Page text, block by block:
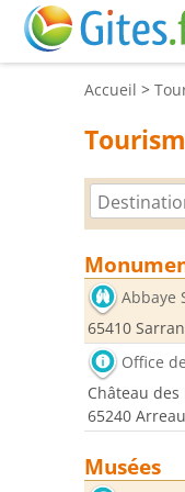
Accueil >
Abbaye
65410
Office
Château des
65240 Arreau
Musées